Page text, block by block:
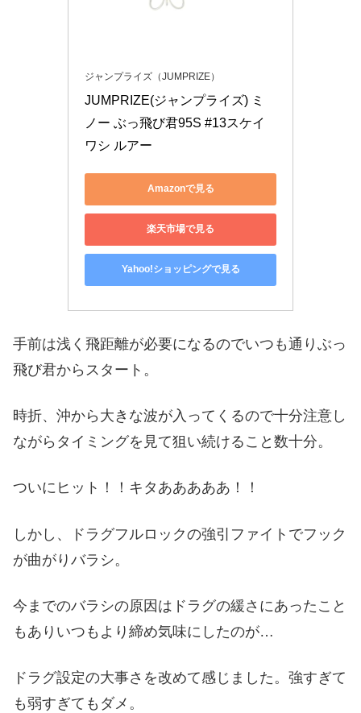
ジャンプライズ（JUMPRIZE）
JUMPRIZE(ジャンプライズ) ミ
ノー ぶっ飛び君95S #13スケイ
ワシ ルアー
Amazonで見る
楽天市場で見る
Yahoo!ショッピングで見る
手前は浅く飛距離が必要になるのでいつも通りぶっ
飛び君からスタート。
時折、沖から大きな波が入ってくるので十分注意し
ながらタイミングを見て狙い続けること数十分。
ついにヒット！！キタあああああ！！
しかし、ドラグフルロックの強引ファイトでフック
が曲がりバラシ。
今までのバラシの原因はドラグの緩さにあったこと
もありいつもより締め気味にしたのが…
ドラグ設定の大事さを改めて感じました。強すぎて
も弱すぎてもダメ。